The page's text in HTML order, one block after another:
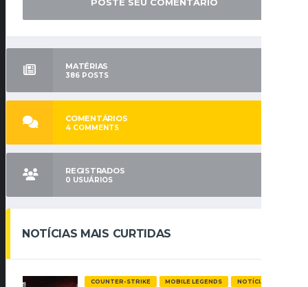
MATÉRIAS
386 POSTS
COMENTÁRIOS
4 COMMENTS
REGISTRADOS
0 USUÁRIOS
NOTÍCIAS MAIS CURTIDAS
COUNTER-STRIKE MOBILE LEGENDS NOTÍCIAS